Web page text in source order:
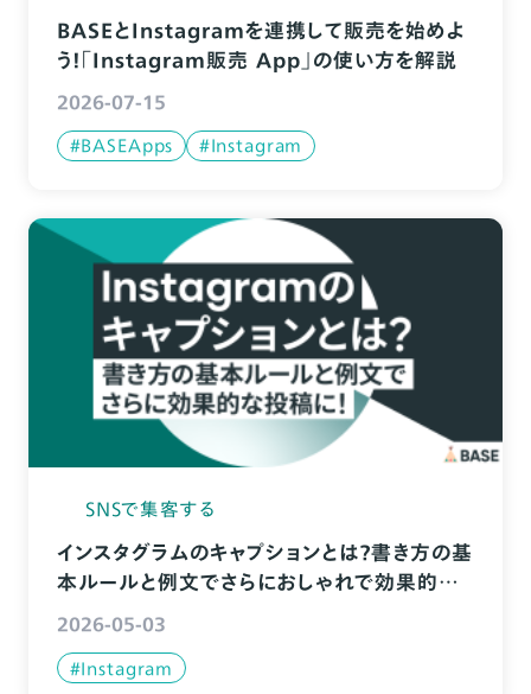
BASEとInstagramを連携して販売を始めよ
う！「Instagram販売 App」の使い方を解説
2026-07-15
#BASEApps #Instagram
SNSで集客する
インスタグラムのキャプションとは？書き方の基
本ルールと例文でさらにおしゃれで効果的な
投稿に！
2026-05-03
#Instagram